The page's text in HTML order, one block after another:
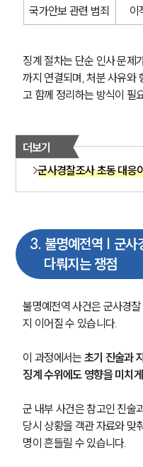
국가안보 관련 범죄
이
징계 절차는 단순 인사 문제
까지 연결되며, 처분 사유와
고 함께 정리하는 방식이 필
더보기
군사경찰조사 초동 대응
3. 불명예전역 | 군사
다뤄지는 쟁점
불명예전역 사건은 군사경
지 이어질 수 있습니다.
이 과정에서는 초기 진술과
징계 수위에도 영향을 미치
군 내부 사건은 참고인 진술
당시 상황을 객관 자료와 맞
명이 흔들릴 수 있습니다.